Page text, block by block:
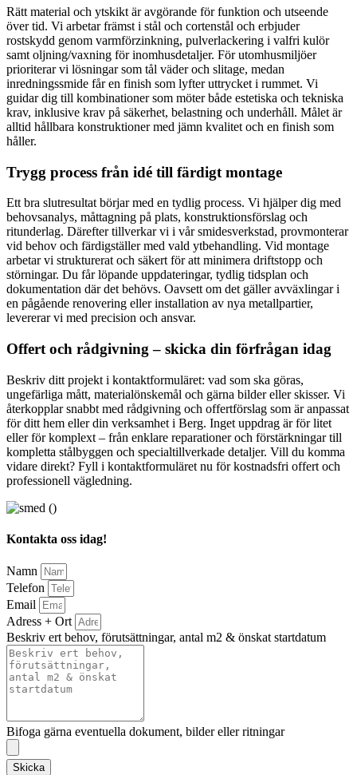
Rätt material och ytskikt är avgörande för funktion och utseende
över tid. Vi arbetar främst i stål och cortenstål och erbjuder
rostskydd genom varmförzinkning, pulverlackering i valfri kulör
samt oljning/vaxning för inomhusdetaljer. För utomhusmiljöer
prioriterar vi lösningar som tål väder och slitage, medan
inredningssmide får en finish som lyfter uttrycket i rummet. Vi
guidar dig till kombinationer som möter både estetiska och tekniska
krav, inklusive krav på säkerhet, belastning och underhåll. Målet är
alltid hållbara konstruktioner med jämn kvalitet och en finish som
håller.
Trygg process från idé till färdigt montage
Ett bra slutresultat börjar med en tydlig process. Vi hjälper dig med
behovsanalys, måttagning på plats, konstruktionsförslag och
ritunderlag. Därefter tillverkar vi i vår smidesverkstad, provmonterar
vid behov och färdigställer med vald ytbehandling. Vid montage
arbetar vi strukturerat och säkert för att minimera driftstopp och
störningar. Du får löpande uppdateringar, tydlig tidsplan och
dokumentation där det behövs. Oavsett om det gäller avväxlingar i
en pågående renovering eller installation av nya metallpartier,
levererar vi med precision och ansvar.
Offert och rådgivning – skicka din förfrågan idag
Beskriv ditt projekt i kontaktformuläret: vad som ska göras,
ungefärliga mått, materialönskemål och gärna bilder eller skisser. Vi
återkopplar snabbt med rådgivning och offertförslag som är anpassat
för ditt hem eller din verksamhet i Berg. Inget uppdrag är för litet
eller för komplext – från enklare reparationer och förstärkningar till
kompletta stålbyggen och specialtillverkade detaljer. Vill du komma
vidare direkt? Fyll i kontaktformuläret nu för kostnadsfri offert och
professionell vägledning.
Kontakta oss idag!
Namn
Telefon
Email
Adress + Ort
Beskriv ert behov, förutsättningar, antal m2 & önskat startdatum
Bifoga gärna eventuella dokument, bilder eller ritningar
Skicka